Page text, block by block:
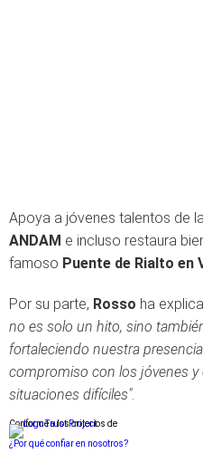
Apoya a jóvenes talentos de
ANDAM e incluso restaura
famoso Puente de Rialto en
Por su parte, Rosso ha
no es solo un hito, sino
fortaleciendo nuestra
compromiso con los jóvenes
situaciones difíciles".
Conforme a los criterios de
¿Por qué confiar en nosotros?